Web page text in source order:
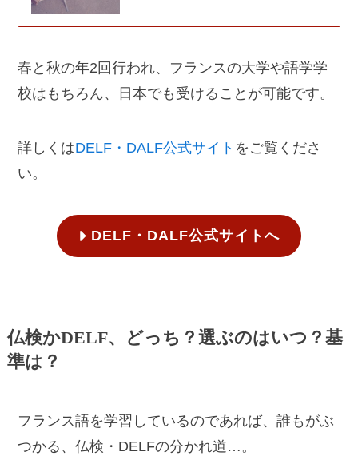
春と秋の年2回行われ、フランスの大学や語学学
校はもちろん、日本でも受けることが可能です。
詳しくはDELF・DALF公式サイト をご覧くださ
い。
DELF・DALF公式サイトへ
仏検かDELF、どっち？選ぶのはいつ？基
準は？
フランス語を学習しているのであれば、誰もがぶ
つかる、仏検・DELFの分かれ道…。